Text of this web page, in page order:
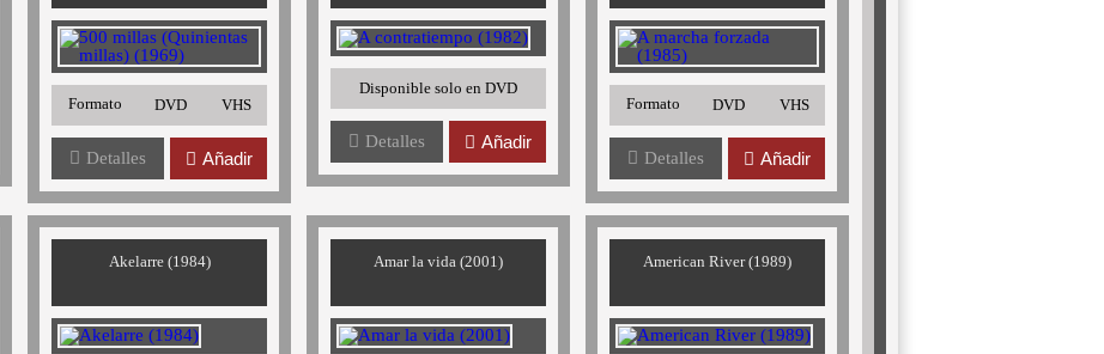
Formato DVD VHS
Detalles Añadir
Disponible solo en DVD
Detalles Añadir
Formato DVD VHS
Detalles Añadir
Akelarre (1984) Amar la vida (2001) American River (1989)